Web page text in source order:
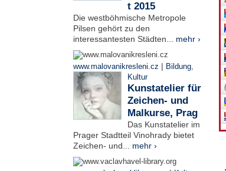
t 2015
Die westböhmische Metropole
Pilsen gehört zu den
interessantesten Städten... mehr ›
www.malovanikresleni.cz | Bildung,
Kultur
Kunstatelier für
Zeichen- und
Malkurse, Prag
Das Kunstatelier im
Prager Stadtteil Vinohrady bietet
Zeichen- und... mehr ›